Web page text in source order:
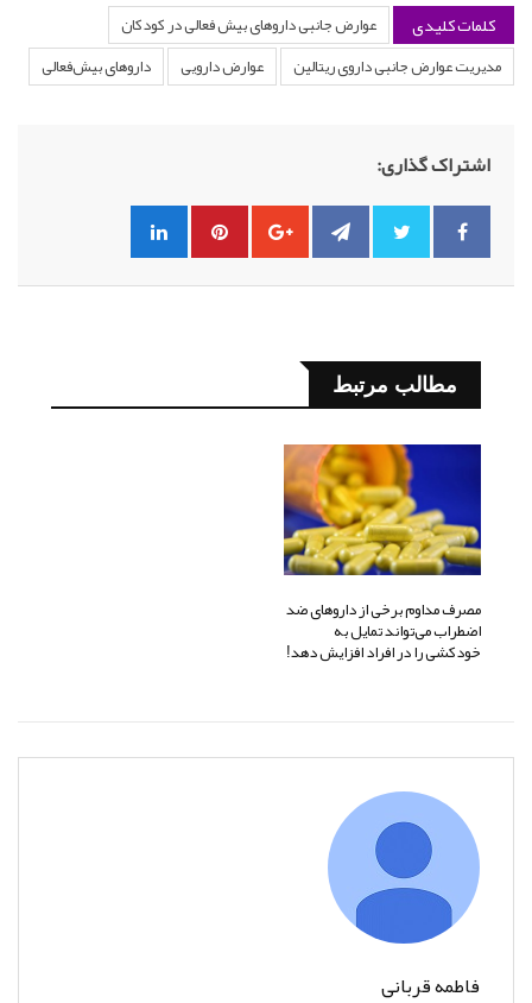
کلمات کلیدی
عوارض جانبی داروهای بیش فعالی در کودکان
مدیریت عوارض جانبی داروی ریتالین
عوارض دارویی داروهای بیش‌فعالی
اشتراک گذاری:
مطالب مرتبط
مصرف مداوم برخی از داروهای ضد
اضطراب می‌تواند تمایل به
خودکشی را در افراد افزایش دهد!
فاطمه قربانی